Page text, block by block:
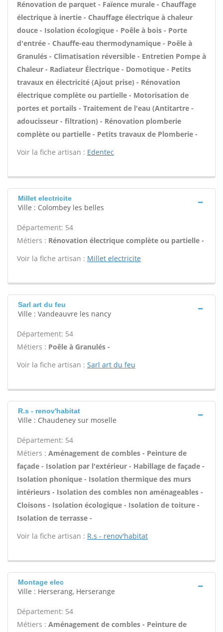
Rénovation de parquet - Faïence murale - Chauffage
électrique à inertie - Chauffage électrique à chaleur
douce - Isolation écologique - Poêle à bois - Porte
d'entrée - Chauffe-eau thermodynamique - Poêle à
Granulés - Climatisation réversible - Entretien Pompe à
Chaleur - Radiateur Électrique - Domotique - Petits
travaux en électricité (Ajout prise) - Rénovation
électrique complète ou partielle - Motorisation de
portes et portails - Traitement de l'eau (Antitartre -
adoucisseur - filtration) - Rénovation plomberie
complète ou partielle - Petits travaux de Plomberie -
Voir la fiche artisan : Edentec
Millet electricite
Ville : Colombey les belles
Département: 54
Métiers : Rénovation électrique complète ou partielle -
Voir la fiche artisan : Millet electricite
Sarl art du feu
Ville : Vandeauvre les nancy
Département: 54
Métiers : Poêle à Granulés -
Voir la fiche artisan : Sarl art du feu
R.s - renov'habitat
Ville : Chaudeney sur moselle
Département: 54
Métiers : Aménagement de combles - Peinture de
façade - Isolation par l'extérieur - Habillage de façade -
Isolation phonique - Isolation thermique des murs
intérieurs - Isolation des combles non aménageables -
Cloisons - Isolation écologique - Isolation de toiture -
Isolation de terrasse -
Voir la fiche artisan : R.s - renov'habitat
Montage elec
Ville : Herserang, Herserange
Département: 54
Métiers : Aménagement de combles - Peinture de